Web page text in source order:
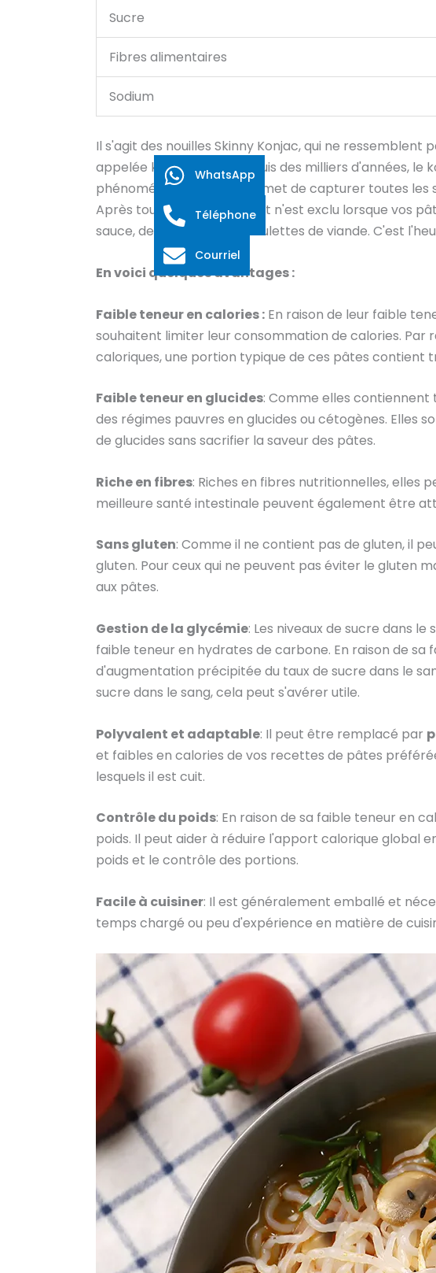
Sucre
Fibres alimentaires
Sodium
Il s'agit des nouilles Skinny Konjac, qui ne
appelée konjac. Utilisé depuis des milliers d'années,
phénoménal, c'est qu'il permet de capturer toutes les
Après tout, aucun ingrédient n'est exclu lorsque vos
sauce, de bouillon ou de boulettes de viande. C'est
En voici quelques avantages :
Faible teneur en calories : En raison de leur faible
souhaitent limiter leur consommation de calories.
caloriques, une portion typique de ces pâtes contient
Faible teneur en glucides: Comme elles contiennent
des régimes pauvres en glucides ou cétogènes. Elles
de glucides sans sacrifier la saveur des pâtes.
Riche en fibres: Riches en fibres nutritionnelles, elles
meilleure santé intestinale peuvent également être
Sans gluten: Comme il ne contient pas de gluten, il
gluten. Pour ceux qui ne peuvent pas éviter le gluten
aux pâtes.
Gestion de la glycémie: Les niveaux de sucre dans
faible teneur en hydrates de carbone. En raison de sa
d'augmentation précipitée du taux de sucre dans le
sucre dans le sang, cela peut s'avérer utile.
Polyvalent et adaptable: Il peut être remplacé par
et faibles en calories de vos recettes de pâtes
lesquels il est cuit.
Contrôle du poids: En raison de sa faible teneur en
poids. Il peut aider à réduire l'apport calorique global
poids et le contrôle des portions.
Facile à cuisiner: Il est généralement emballé et
temps chargé ou peu d'expérience en matière de
WhatsApp
Téléphone
Courriel